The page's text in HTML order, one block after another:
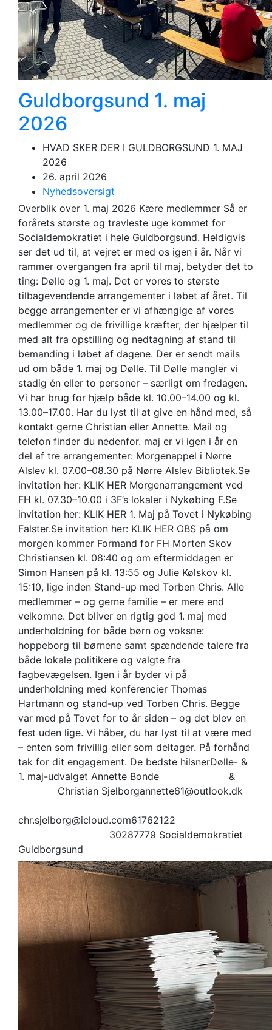
Guldborgsund 1. maj
2026
HVAD SKER DER I GULDBORGSUND 1. MAJ
2026
26. april 2026
Nyhedsoversigt
Overblik over 1. maj 2026 Kære medlemmer Så er
forårets største og travleste uge kommet for
Socialdemokratiet i hele Guldborgsund. Heldigvis
ser det ud til, at vejret er med os igen i år. Når vi
rammer overgangen fra april til maj, betyder det to
ting: Dølle og 1. maj. Det er vores to største
tilbagevendende arrangementer i løbet af året. Til
begge arrangementer er vi afhængige af vores
medlemmer og de frivillige kræfter, der hjælper til
med alt fra opstilling og nedtagning af stand til
bemanding i løbet af dagene. Der er sendt mails
ud om både 1. maj og Dølle. Til Dølle mangler vi
stadig én eller to personer – særligt om fredagen.
Vi har brug for hjælp både kl. 10.00–14.00 og kl.
13.00–17.00. Har du lyst til at give en hånd med, så
kontakt gerne Christian eller Annette. Mail og
telefon finder du nedenfor. maj er vi igen i år en
del af tre arrangementer: Morgenappel i Nørre
Alslev kl. 07.00–08.30 på Nørre Alslev Bibliotek.Se
invitation her: KLIK HER Morgenarrangement ved
FH kl. 07.30–10.00 i 3F’s lokaler i Nykøbing F.Se
invitation her: KLIK HER 1. Maj på Tovet i Nykøbing
Falster.Se invitation her: KLIK HER OBS på om
morgen kommer Formand for FH Morten Skov
Christiansen kl. 08:40 og om eftermiddagen er
Simon Hansen på kl. 13:55 og Julie Kølskov kl.
15:10, lige inden Stand-up med Torben Chris. Alle
medlemmer – og gerne familie – er mere end
velkomne. Det bliver en rigtig god 1. maj med
underholdning for både børn og voksne:
hoppeborg til børnene samt spændende talere fra
både lokale politikere og valgte fra
fagbevægelsen. Igen i år byder vi på
underholdning med konferencier Thomas
Hartmann og stand-up ved Torben Chris. Begge
var med på Tovet for to år siden – og det blev en
fest uden lige. Vi håber, du har lyst til at være med
– enten som frivillig eller som deltager. På forhånd
tak for dit engagement. De bedste hilsnerDølle- &
1. maj-udvalget Annette Bonde &
Christian Sjelborgannette61@outlook.dk
chr.sjelborg@icloud.com61762122
30287779 Socialdemokratiet
Guldborgsund